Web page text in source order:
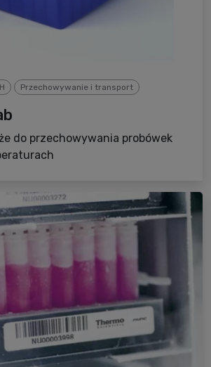
Przechowywanie i transport
do przechowywania probówek